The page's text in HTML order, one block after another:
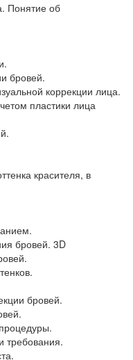
Понятие об
бровей.
коррекции лица.
пластики лица
красителя, в
бровей. 3D
бровей.
требования.